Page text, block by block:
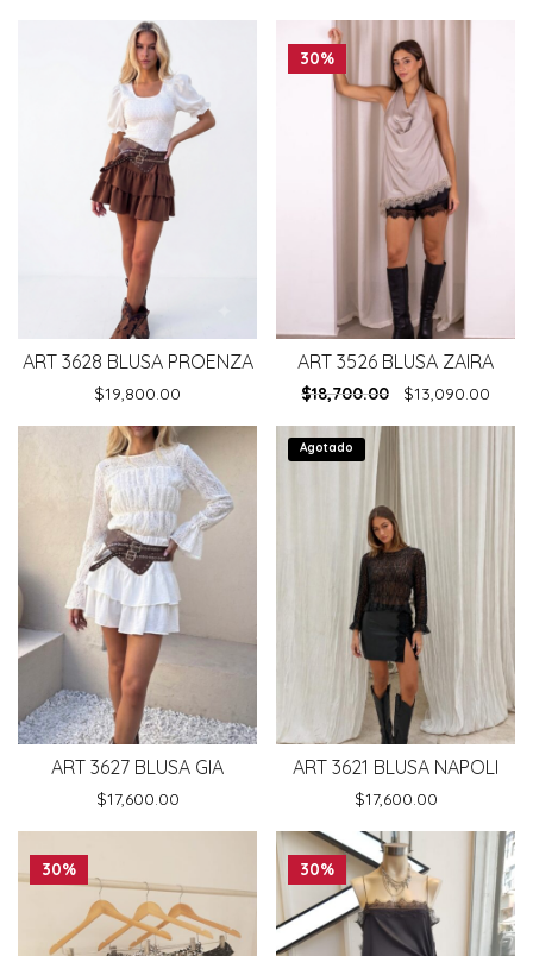
ART 3628 BLUSA PROENZA
$19,800.00
30%
ART 3526 BLUSA ZAIRA
$18,700.00 $13,090.00
ART 3627 BLUSA GIA
$17,600.00
Agotado
ART 3621 BLUSA NAPOLI
$17,600.00
30% 30%